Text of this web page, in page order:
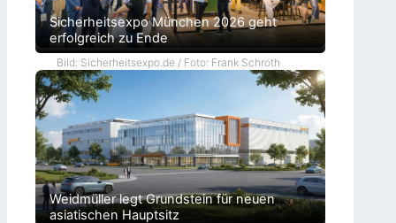
Sicherheitsexpo München 2026 geht
erfolgreich zu Ende
Bild: Sicherheitsexpo.de / Foto: Frank Schroth
Weidmüller legt Grundstein für neuen
asiatischen Hauptsitz